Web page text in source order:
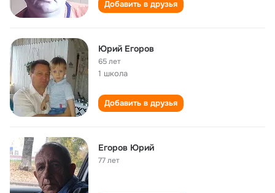
Добавить в друзья
Юрий Егоров
65 лет
1 школа
Добавить в друзья
Егоров Юрий
77 лет